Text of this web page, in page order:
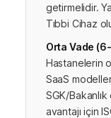
getirmelidir.
Tıbbi Cihaz
Orta Vade
Hastanelerin
SaaS
SGK/
avantajı için